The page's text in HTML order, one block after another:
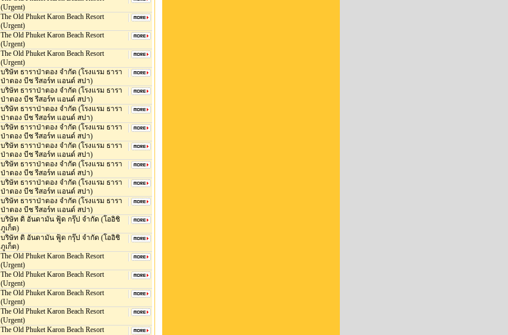
(Urgent)
The Old Phuket Karon Beach Resort
(Urgent)
The Old Phuket Karon Beach Resort
(Urgent)
The Old Phuket Karon Beach Resort
(Urgent)
บริษัท ธาราป่าตอง จำกัด (โรงแรม ธารา
ป่าตอง บีช รีสอร์ท แอนด์ สปา)
บริษัท ธาราป่าตอง จำกัด (โรงแรม ธารา
ป่าตอง บีช รีสอร์ท แอนด์ สปา)
บริษัท ธาราป่าตอง จำกัด (โรงแรม ธารา
ป่าตอง บีช รีสอร์ท แอนด์ สปา)
บริษัท ธาราป่าตอง จำกัด (โรงแรม ธารา
ป่าตอง บีช รีสอร์ท แอนด์ สปา)
บริษัท ธาราป่าตอง จำกัด (โรงแรม ธารา
ป่าตอง บีช รีสอร์ท แอนด์ สปา)
บริษัท ธาราป่าตอง จำกัด (โรงแรม ธารา
ป่าตอง บีช รีสอร์ท แอนด์ สปา)
บริษัท ธาราป่าตอง จำกัด (โรงแรม ธารา
ป่าตอง บีช รีสอร์ท แอนด์ สปา)
บริษัท ธาราป่าตอง จำกัด (โรงแรม ธารา
ป่าตอง บีช รีสอร์ท แอนด์ สปา)
บริษัท ดิ อันดามัน ฟู้ด กรุ๊ป จำกัด (โออิชิ
ภูเก็ต)
บริษัท ดิ อันดามัน ฟู้ด กรุ๊ป จำกัด (โออิชิ
ภูเก็ต)
The Old Phuket Karon Beach Resort
(Urgent)
The Old Phuket Karon Beach Resort
(Urgent)
The Old Phuket Karon Beach Resort
(Urgent)
The Old Phuket Karon Beach Resort
(Urgent)
The Old Phuket Karon Beach Resort